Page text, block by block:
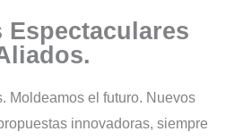
compuestos elastoméricos
de temperatura y normativa
aplicable.
Espectaculares
Moldeamos el futuro. Nuevos
innovadoras, siempre